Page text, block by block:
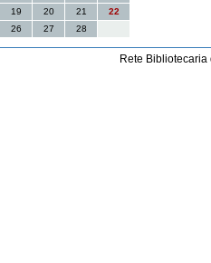
19 20 21
22
26 27 28
Rete